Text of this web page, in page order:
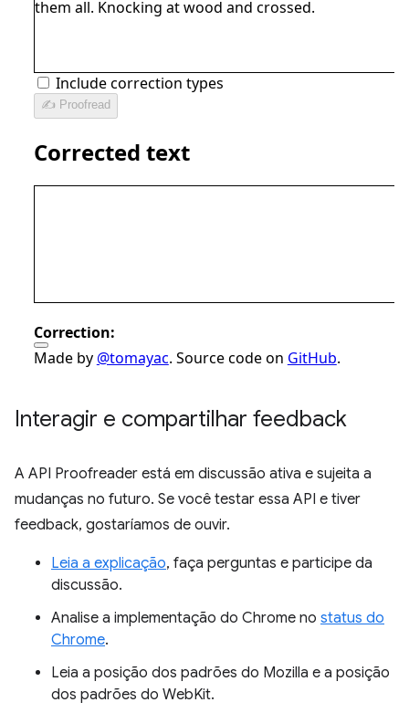
Interagir e compartilhar feedback
A API Proofreader está em discussão ativa e sujeita a
mudanças no futuro. Se você testar essa API e tiver
feedback, gostaríamos de ouvir.
Leia a explicação, faça perguntas e participe da
discussão.
Analise a implementação do Chrome no status do
Chrome.
Leia a posição dos padrões do Mozilla e a posição
dos padrões do WebKit.